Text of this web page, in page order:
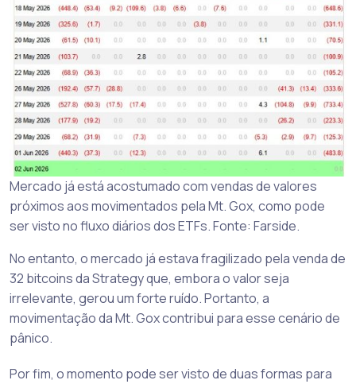
Mercado já está acostumado com vendas de valores
próximos aos movimentados pela Mt. Gox, como pode
ser visto no fluxo diários dos ETFs. Fonte: Farside.
No entanto, o mercado já estava fragilizado pela venda de
32 bitcoins da Strategy que, embora o valor seja
irrelevante, gerou um forte ruído. Portanto, a
movimentação da Mt. Gox contribui para esse cenário de
pânico.
Por fim, o momento pode ser visto de duas formas para